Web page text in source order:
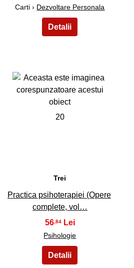
Carti › Dezvoltare Personala
20
Trei
Practica psihoterapiei (Opere
complete, vol…
56,84
Psihologie